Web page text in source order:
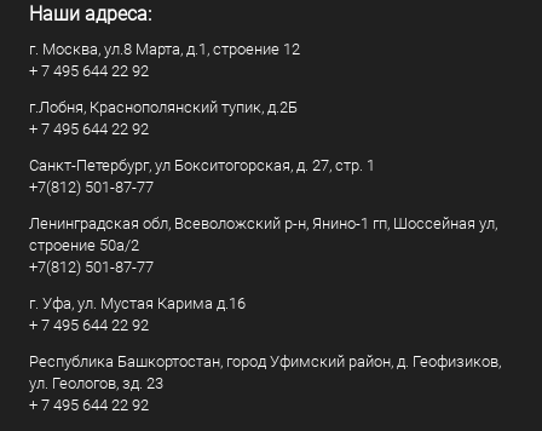
Наши адреса:
г. Москва, ул.8 Марта, д.1, строение 12
+ 7 495 644 22 92
г.Лобня, Краснополянский тупик, д.2Б
+ 7 495 644 22 92
Санкт-Петербург, ул Бокситогорская, д. 27, стр. 1
+7(812) 501-87-77
Ленинградская обл, Всеволожский р-н, Янино-1 гп, Шоссейная ул,
строение 50а/2
+7(812) 501-87-77
г. Уфа, ул. Мустая Карима д.16
+ 7 495 644 22 92
Республика Башкортостан, город Уфимский район, д. Геофизиков,
ул. Геологов, зд. 23
+ 7 495 644 22 92